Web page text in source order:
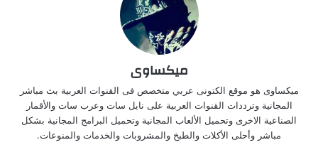
ميكساوى
ميكساوى هو موقع الكتونى عربي متخصص فى القنوات العربية بث مباشر
المجانية وترددات القنوات العربية على نايل سات وعرب سات والأقمار
الصناعية الاخرى وتحميل الألعاب المجانية وتحميل البرامج المجانية بشكل
مباشر وأحلى الأكلات والطبخ والمشروبات والخدمات والمنوعات.